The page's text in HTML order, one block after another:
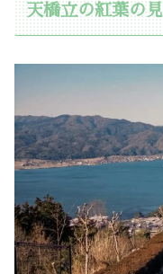
天橋立の紅葉の